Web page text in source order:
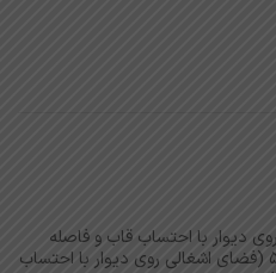
روی دیوار با احتساب قاب و فاصله
140*63 حدودا), ست 70*50 (فضای اشغالی روی دیوار با احتساب